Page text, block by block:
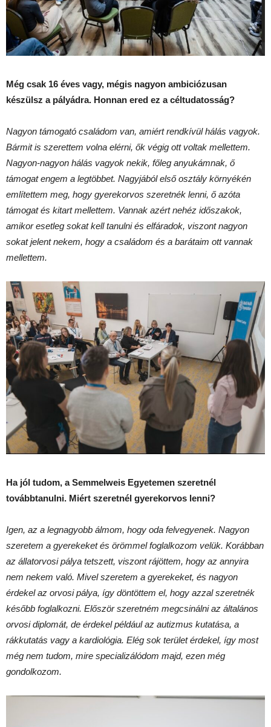
Még csak 16 éves vagy, mégis nagyon ambiciózusan
készülsz a pályádra. Honnan ered ez a céltudatosság?
Nagyon támogató családom van, amiért rendkívül hálás vagyok.
Bármit is szerettem volna elérni, ők végig ott voltak mellettem.
Nagyon-nagyon hálás vagyok nekik, főleg anyukámnak, ő
támogat engem a legtöbbet. Nagyjából első osztály környékén
említettem meg, hogy gyerekorvos szeretnék lenni, ő azóta
támogat és kitart mellettem. Vannak azért nehéz időszakok,
amikor esetleg sokat kell tanulni és elfáradok, viszont nagyon
sokat jelent nekem, hogy a családom és a barátaim ott vannak
mellettem.
Ha jól tudom, a Semmelweis Egyetemen szeretnél
továbbtanulni. Miért szeretnél gyerekorvos lenni?
Igen, az a legnagyobb álmom, hogy oda felvegyenek. Nagyon
szeretem a gyerekeket és örömmel foglalkozom velük. Korábban
az állatorvosi pálya tetszett, viszont rájöttem, hogy az annyira
nem nekem való. Mivel szeretem a gyerekeket, és nagyon
érdekel az orvosi pálya, így döntöttem el, hogy azzal szeretnék
később foglalkozni. Először szeretném megcsinálni az általános
orvosi diplomát, de érdekel például az autizmus kutatása, a
rákkutatás vagy a kardiológia. Elég sok terület érdekel, így most
még nem tudom, mire specializálódom majd, ezen még
gondolkozom.